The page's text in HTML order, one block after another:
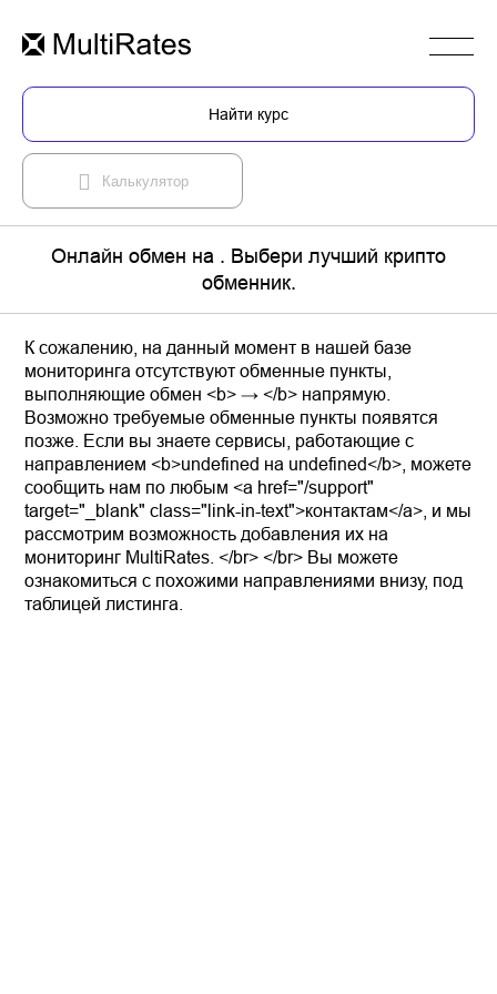
Найти курс
Калькулятор
Онлайн обмен на . Выбери лучший крипто
обменник.
К сожалению, на данный момент в нашей базе
мониторинга отсутствуют обменные пункты,
выполняющие обмен <b> → </b> напрямую.
Возможно требуемые обменные пункты появятся
позже. Если вы знаете сервисы, работающие с
направлением <b>undefined на undefined</b>, можете
сообщить нам по любым <a href="/support"
target="_blank" class="link-in-text">контактам</a>, и мы
рассмотрим возможность добавления их на
мониторинг MultiRates. </br> </br> Вы можете
ознакомиться с похожими направлениями внизу, под
таблицей листинга.